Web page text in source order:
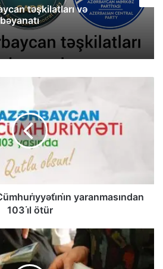
təşkilatları və
yaranmasından
103 i̇l ötür